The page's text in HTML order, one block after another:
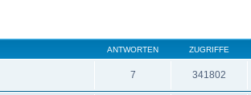
ANTWORTEN ZUGRIFFE
7 341802